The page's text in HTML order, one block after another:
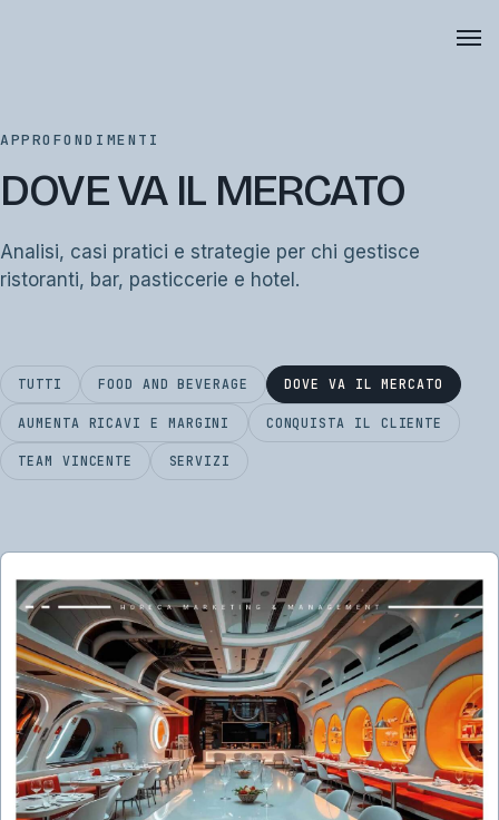
APPROFONDIMENTI
DOVE VA IL MERCATO
Analisi, casi pratici e strategie per chi gestisce
ristoranti, bar, pasticcerie e hotel.
TUTTI FOOD AND BEVERAGE DOVE VA IL MERCATO
AUMENTA RICAVI E MARGINI CONQUISTA IL CLIENTE
TEAM VINCENTE SERVIZI